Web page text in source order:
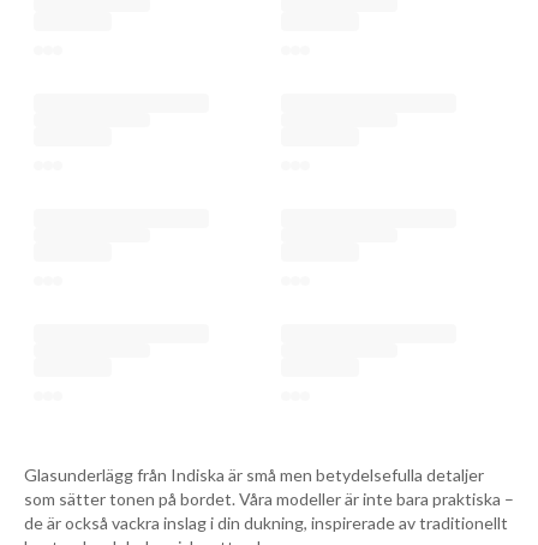
Glasunderlägg från Indiska är små men betydelsefulla detaljer
som sätter tonen på bordet. Våra modeller är inte bara praktiska –
de är också vackra inslag i din dukning, inspirerade av traditionellt